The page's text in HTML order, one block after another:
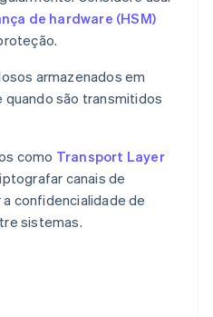
de hardware (HSM)
armazenados em
quando são transmitidos
como Transport Layer
canais de
confidencialidade de
sistemas.